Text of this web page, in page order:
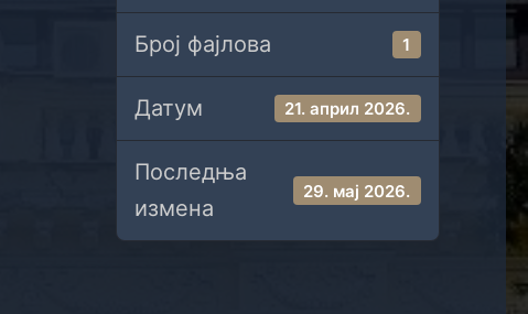
Број фајлова 1
Датум 21. април 2026.
Последња
измена
29. мај 2026.